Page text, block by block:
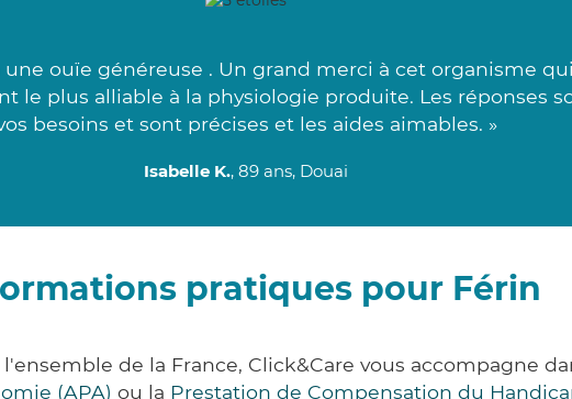
ouïe généreuse . Un grand merci à cet organisme
le plus alliable à la physiologie produite. Les réponses
besoins et sont précises et les aides aimables. »
Isabelle K., 89 ans, Douai
pratiques pour Férin
de la France, Click&Care vous accompagne
(APA) ou la Prestation de Compensation du